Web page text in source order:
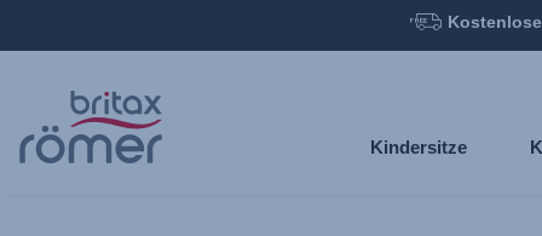
Hauptinhalt
springen
Kindersitze